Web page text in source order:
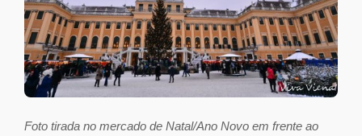
Foto tirada no mercado de Natal/Ano Novo em frente ao